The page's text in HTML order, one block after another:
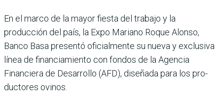
En el marco de la mayor fiesta del trabajo y la
producción del país, la Expo Mariano Roque Alonso,
Banco Basa pre­sentó oficialmente su nueva y exclusiva
línea de financia­miento con fondos de la Agen­cia
Financiera de Desarrollo (AFD), diseñada para los pro­
ductores ovinos.